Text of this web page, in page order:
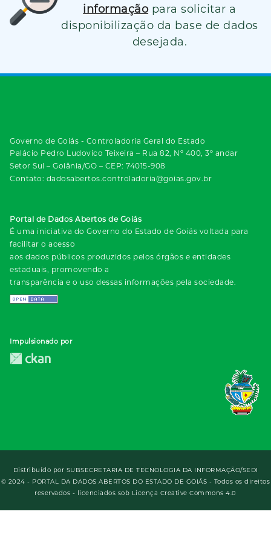
informação para solicitar a
disponibilização da base de dados
desejada.
Governo de Goiás - Controladoria Geral do Estado
Palácio Pedro Ludovico Teixeira – Rua 82, Nº 400, 3º andar
Setor Sul – Goiânia/GO – CEP: 74015-908
Contato: dadosabertos.controladoria@goias.gov.br
Portal de Dados Abertos de Goiás
É uma iniciativa do Governo do Estado de Goiás voltada para
facilitar o acesso
aos dados públicos produzidos pelos órgãos e entidades
estaduais, promovendo a
transparência e o uso dessas informações pela sociedade.
Impulsionado por
Distribuído por SUBSECRETARIA DE TECNOLOGIA DA INFORMAÇÃO/SEDI
© 2024 - PORTAL DA DADOS ABERTOS DO ESTADO DE GOIÁS - Todos os direitos
reservados - licenciados sob Licença Creative Commons 4.0